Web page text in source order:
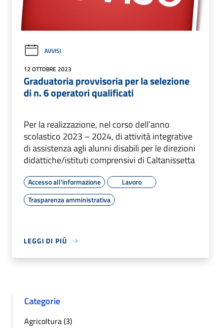
AVVISI
12 OTTOBRE 2023
Graduatoria provvisoria per la selezione
di n. 6 operatori qualificati
Per la realizzazione, nel corso dell’anno
scolastico 2023 – 2024, di attività integrative
di assistenza agli alunni disabili per le direzioni
didattiche/istituti comprensivi di Caltanissetta
Accesso all'informazione
Lavoro
Trasparenza amministrativa
LEGGI DI PIÙ
Categorie
Agricoltura (3)